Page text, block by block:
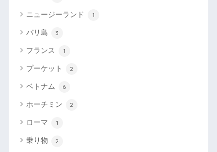
ニュージーランド 1
バリ島 3
フランス 1
プーケット 2
ベトナム 6
ホーチミン 2
ローマ 1
乗り物 2